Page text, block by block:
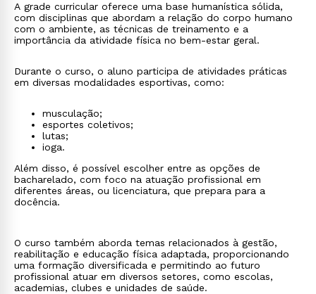
A grade curricular oferece uma base humanística sólida,
com disciplinas que abordam a relação do corpo humano
com o ambiente, as técnicas de treinamento e a
importância da atividade física no bem-estar geral.
Durante o curso, o aluno participa de atividades práticas
em diversas modalidades esportivas, como:
musculação;
esportes coletivos;
lutas;
ioga.
Além disso, é possível escolher entre as opções de
bacharelado, com foco na atuação profissional em
diferentes áreas, ou licenciatura, que prepara para a
docência.
O curso também aborda temas relacionados à gestão,
reabilitação e educação física adaptada, proporcionando
uma formação diversificada e permitindo ao futuro
profissional atuar em diversos setores, como escolas,
academias, clubes e unidades de saúde.